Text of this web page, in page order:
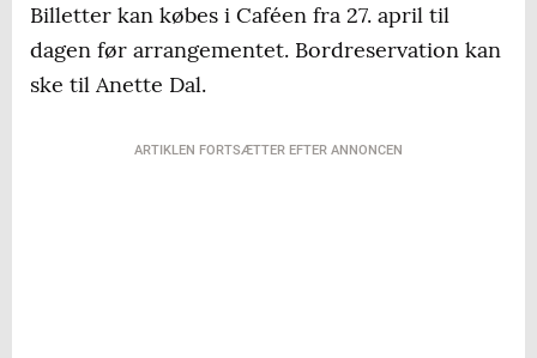
Billetter kan købes i Caféen fra 27. april til
dagen før arrangementet. Bordreservation kan
ske til Anette Dal.
ARTIKLEN FORTSÆTTER EFTER ANNONCEN